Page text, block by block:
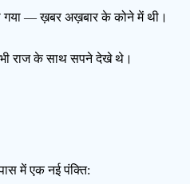
गया — ख़बर अख़बार के कोने में थी।
राज के साथ सपने देखे थे।
में एक नई पंक्ति: